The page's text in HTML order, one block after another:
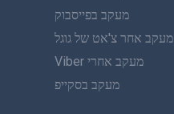
מעקב בפייסבוק
מעקב אחר צ'אט של גוגל
מעקב אחרי Viber
מעקב בסקייפ